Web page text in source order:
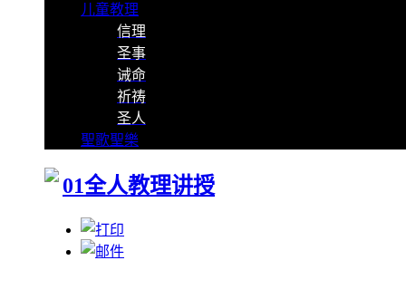
儿童教理
信理
圣事
诫命
祈祷
圣人
聖歌聖樂
01全人教理讲授